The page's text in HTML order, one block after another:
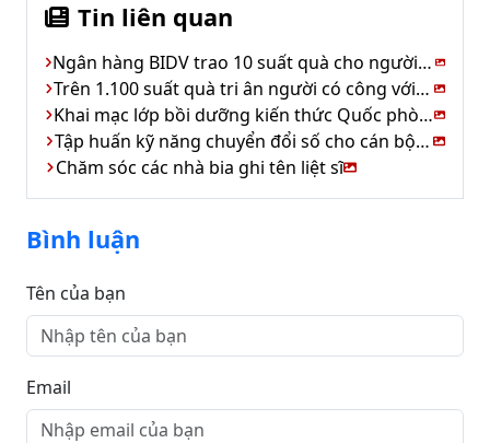
Tin liên quan
Ngân hàng BIDV trao 10 suất quà cho người có công xã Kim Hoa
Trên 1.100 suất quà tri ân người có công với cách mạng
Khai mạc lớp bồi dưỡng kiến thức Quốc phòng &An ninh
Tập huấn kỹ năng chuyển đổi số cho cán bộ cơ sở
Chăm sóc các nhà bia ghi tên liệt sĩ
Bình luận
Tên của bạn
Email